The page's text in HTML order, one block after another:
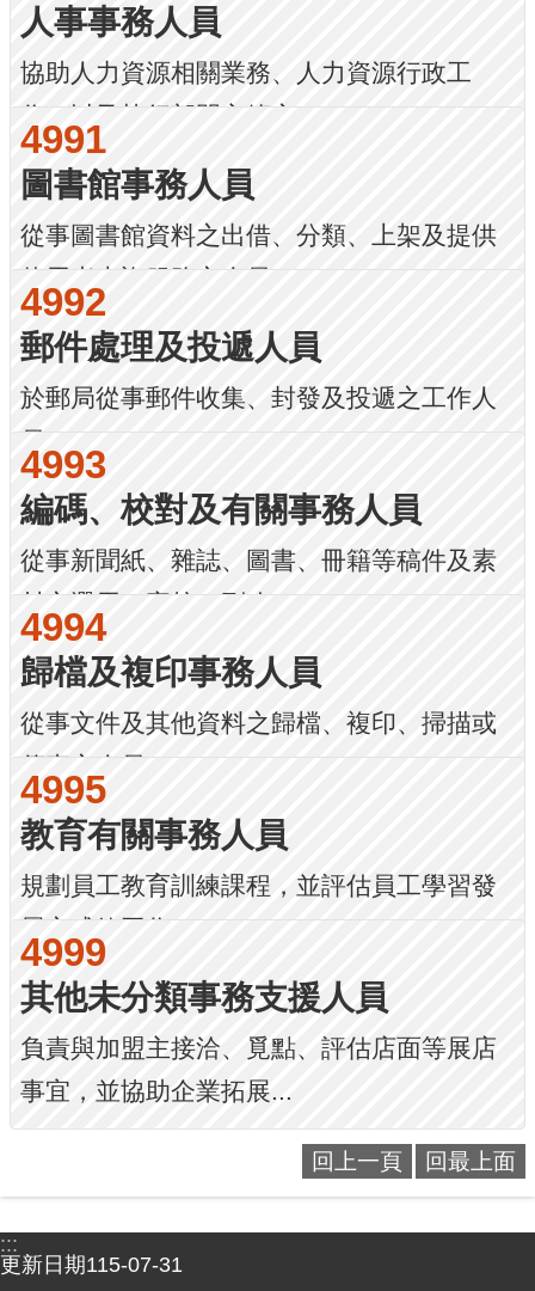
人事事務人員
協助人力資源相關業務、人力資源行政工
作，以及執行部門主管交...
4991
圖書館事務人員
從事圖書館資料之出借、分類、上架及提供
使用者查詢服務之人員。
4992
郵件處理及投遞人員
於郵局從事郵件收集、封發及投遞之工作人
員。
4993
編碼、校對及有關事務人員
從事新聞紙、雜誌、圖書、冊籍等稿件及素
材之選用、審核、刪改...
4994
歸檔及複印事務人員
從事文件及其他資料之歸檔、複印、掃描或
傳真之人員。
4995
教育有關事務人員
規劃員工教育訓練課程，並評估員工學習發
展之成效工作。
4999
其他未分類事務支援人員
負責與加盟主接洽、覓點、評估店面等展店
事宜，並協助企業拓展...
回上一頁 回最上面
:::
更新日期115-07-31